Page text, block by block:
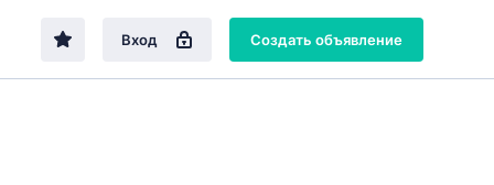
Вход Создать объявление